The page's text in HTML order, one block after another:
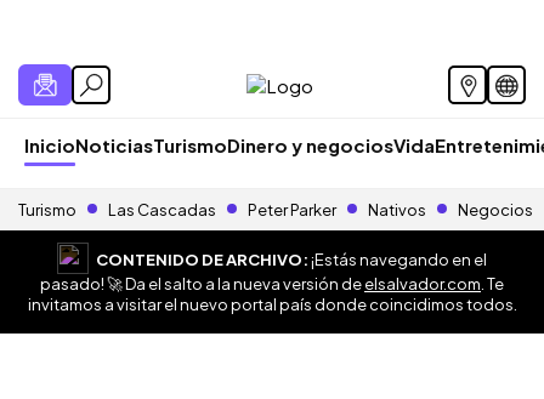
InicioNoticiasTurismoDinero y negociosVida
Turismo Las Cascadas Peter Parker Nativos Negocios
CONTENIDO DE ARCHIVO:¡Estás navegando en el
pasado! 🚀 Da el salto a la nueva versión deelsalvador.com . Te
invitamos a visitar el nuevo portal país donde coincidimos todos.